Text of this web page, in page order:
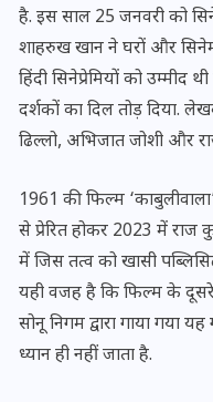
है. इस साल 25 जनवरी को
शाहरुख खान ने घरों और
हिंदी सिनेप्रेमियों को
दर्शकों का दिल तोड़ दिया.
ढिल्लो, अभिजात जोशी और
1961 की फिल्म
से प्रेरित होकर 2023 में राज
में जिस तत्व को खासी
यही वजह है कि फिल्म के
सोनू निगम द्वारा गाया गया
ध्यान ही नहीं जाता है.
भारत में
अड़चन:
आया